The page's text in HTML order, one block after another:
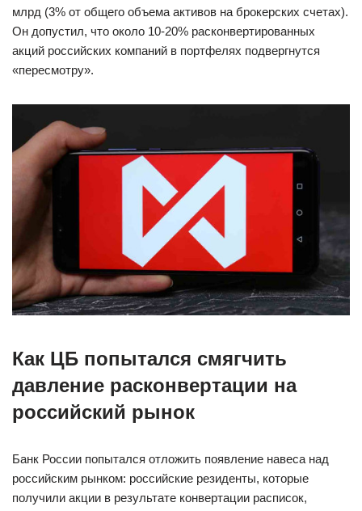
млрд (3% от общего объема активов на брокерских счетах).
Он допустил, что около 10-20% расконвертированных
акций российских компаний в портфелях подвергнутся
«пересмотру».
Как ЦБ попытался смягчить
давление расконвертации на
российский рынок
Банк России попытался отложить появление навеса над
российским рынком: российские резиденты, которые
получили акции в результате конвертации расписок,